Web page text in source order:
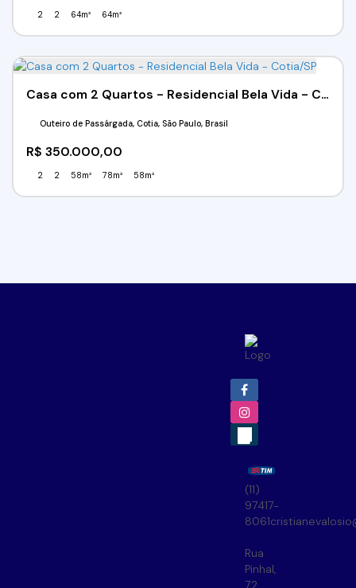
2 2 64m² 64m²
Casa com 2 Quartos - Residencial Bela Vida - Cotia/SP
R$ 350.000,00
Outeiro de Passárgada, Cotia, São Paulo, Brasil
2 2 58m² 78m² 58m²
(11)
97417-
8061
Rua
Pinhal,